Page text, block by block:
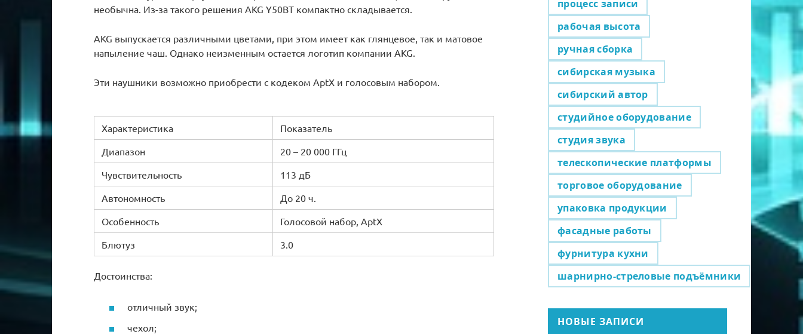
необычна. Из-за такого решения AKG Y50BT компактно складывается.
AKG выпускается различными цветами, при этом имеет как глянцевое, так и матовое
напыление чаш. Однако неизменным остается логотип компании AKG.
Эти наушники возможно приобрести с кодеком AptX и голосовым набором.
Характеристика
Показатель
Диапазон
20 – 20 000 ГГц
Чувствительность
113 дБ
Автономность
До 20 ч.
Особенность
Голосовой набор, AptX
Блютуз
3.0
Достоинства:
отличный звук;
чехол;
процесс записи
рабочая высота
ручная сборка
сибирская музыка
сибирский автор
студийное оборудование
студия звука
телескопические платформы
торговое оборудование
упаковка продукции
фасадные работы
фурнитура кухни
шарнирно-стреловые подъёмники
НОВЫЕ ЗАПИСИ